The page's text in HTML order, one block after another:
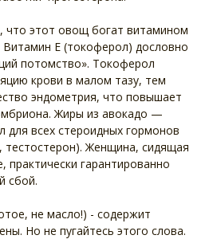
что этот овощ богат витамином
Е (токоферол) дословно
потомство». Токоферол
крови в малом тазу, тем
эндометрия, что повышает
Жиры из авокадо —
для всех стероидных гормонов
тестостерон). Женщина, сидящая
практически гарантированно
сбой.
не масло!) - содержит
Но не пугайтесь этого слова.